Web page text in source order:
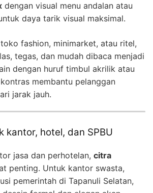
dengan visual menu andalan atau
daya tarik visual maksimal.
fashion, minimarket, atau ritel,
tegas, dan mudah dibaca menjadi
dengan huruf timbul akrilik atau
membantu pelanggan
jarak jauh.
kantor, hotel, dan SPBU
jasa dan perhotelan, citra
penting. Untuk kantor swasta,
pemerintah di Tapanuli Selatan,